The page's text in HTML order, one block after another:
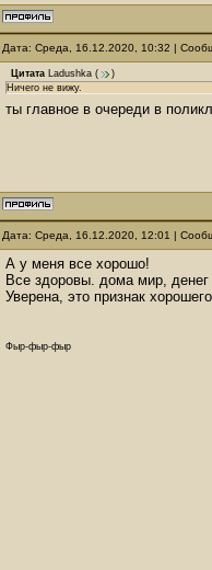
Дата: Среда, 16.12.2020, 10:32 |
Цитата Ladushka (
)
Ничего не вижу.
ты главное в очереди в
Дата: Среда, 16.12.2020, 12:01 |
А у меня все хорошо!
Все здоровы. дома мир,
Уверена, это признак
Фыр-фыр-фыр